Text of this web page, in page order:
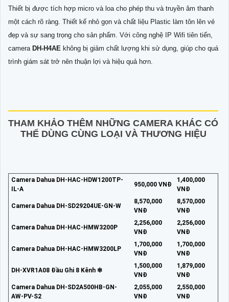
Thiết bị được tích hợp micro và loa cho phép thu và truyền âm thanh
một cách rõ ràng. Thiết kế nhỏ gọn và chất liệu Plastic làm tôn lên vẻ
đẹp và sự sang trọng cho sản phẩm. Với công nghệ IP Wifi tiên tiến,
camera DH-H4AE không bị giảm chất lượng khi sử dụng, giúp cho quá
trình giám sát trở nên thuận lợi và hiệu quả hơn.
THAM KHẢO THÊM NHỮNG CAMERA KHÁC CÓ
THỂ DÙNG CÙNG LOẠI VÀ THƯƠNG HIỆU
Camera Dahua DH-HAC-HDW1200TP-
IL-A
950,000 VNĐ
1,400,000
VNĐ
Camera Dahua DH-SD29204UE-GN-W
8,570,000
VNĐ
8,570,000
VNĐ
Camera Dahua DH-HAC-HMW3200P
2,256,000
VNĐ
2,256,000
VNĐ
Camera Dahua DH-HAC-HMW3200LP
1,700,000
VNĐ
1,700,000
VNĐ
DH-XVR1A08 Đầu Ghi 8 Kênh ❇
1,500,000
VNĐ
1,879,000
VNĐ
Camera Dahua DH-SD2A500HB-GN-
AW-PV-S2
2,055,000
VNĐ
2,550,000
VNĐ